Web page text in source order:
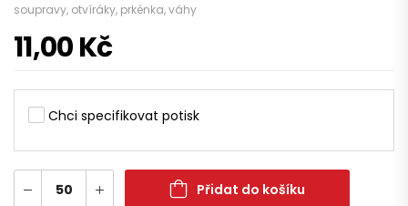
soupravy, otvíráky, prkénka, váhy
11,00Kč
Chci specifikovat potisk
Přidat do košíku